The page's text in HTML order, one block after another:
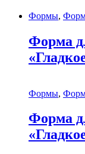
Формы,
Форма
Формы,
Форма